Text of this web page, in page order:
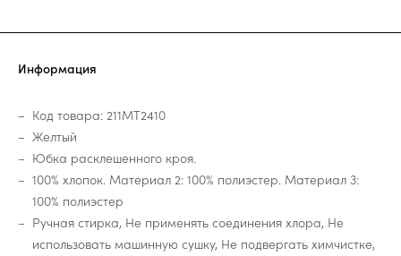
Информация
Код товара: 211MT2410
Желтый
Юбка расклешенного кроя.
100% хлопок. Материал 2: 100% полиэстер. Материал 3:
100% полиэстер
Ручная стирка, Не применять соединения хлора, Не
использовать машинную сушку, Не подвергать химчистке,